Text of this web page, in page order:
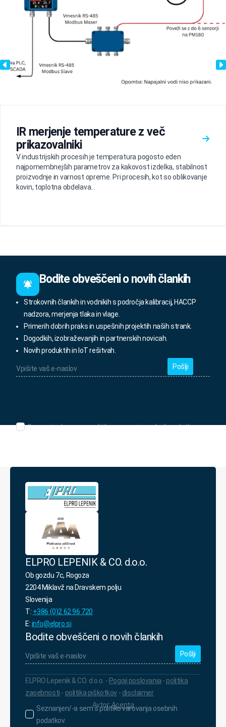
IR merjenje temperature z več
prikazovalniki
V industrijskih procesih je temperatura pogosto eden
najpomembnejših parametrov za kakovost izdelka, stabilnost
proizvodnje in varnost opreme. Pri procesih, kot so oblikovanje
kovin, toplotna obdelava...
Bodite obveščeni o novih člankih
Strokovnih člankih in vodnikih s področja kalibracij, HACCP
nadzora, merjenja tlaka in vlage.
Primerih dobrih praks in uspešnih projektih naših strank.
Dogodkih, izobraževanjih in partnerskih novicah.
Novih produktih in IoT rešitvah.
vaš
e-
Seznanjen/-
politiko
varovanja
Seznanjen/-a sem s politiko varovanja osebnih podatkov.
ELPRO LEPENIK & CO. d.o.o.
Ob gozdu 7c, Rogoza
2204 Miklavž na Dravskem polju
Slovenija
T: +386 (0)2 62 96 720
E:info@elpro.si
Bodite obveščeni o novih člankih
vaš
e-
*
Seznanjen/-
a
Seznanjen/-a sem s politiko varovanja osebnih
podatkov.
ELPRO Lepenik & CO. d.o.o. - Pogoji poslovanja - politika
zasebnosti - politika piškotkov - disclaimer
Avtor:Acenta